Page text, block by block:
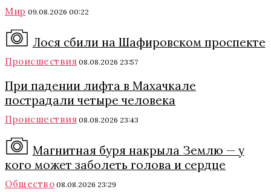
Мир 09.08.2026 00:22
Лося сбили на Шафировском проспекте
Происшествия 08.08.2026 23:57
При падении лифта в Махачкале
пострадали четыре человека
Происшествия 08.08.2026 23:43
Магнитная буря накрыла Землю — у
кого может заболеть голова и сердце
Общество 08.08.2026 23:29